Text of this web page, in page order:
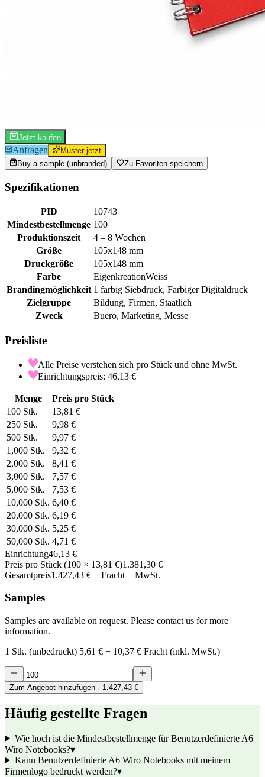
Jetzt kaufen
Anfragen
Muster jetzt
Buy a sample (unbranded)
Zu Favoriten speichern
Spezifikationen
PID
10743
Mindestbestellmenge 100
Produktionszeit
4 – 8 Wochen
Größe
105x148 mm
Druckgröße
105x148 mm
Farbe
EigenkreationWeiss
Brandingmöglichkeit 1 farbig Siebdruck, Farbiger Digitaldruck
Zielgruppe
Bildung, Firmen, Staatlich
Zweck
Buero, Marketing, Messe
Preisliste
Alle Preise verstehen sich pro Stück und ohne MwSt.
Einrichtungspreis: 46,13 €
Menge
Preis pro Stück
100 Stk.
13,81 €
250 Stk.
9,98 €
500 Stk.
9,97 €
1,000 Stk.
9,32 €
2,000 Stk.
8,41 €
3,000 Stk.
7,57 €
5,000 Stk.
7,53 €
10,000 Stk. 6,40 €
20,000 Stk. 6,19 €
30,000 Stk. 5,25 €
50,000 Stk. 4,71 €
Einrichtung46,13 €
Preis pro Stück (100 × 13,81 €)1.381,30 €
Gesamtpreis1.427,43 € + Fracht + MwSt.
Samples
Samples are available on request. Please contact us for more
information.
1 Stk. (unbedruckt) 5,61 € + 10,37 € Fracht (inkl. MwSt.)
Zum Angebot hinzufügen · 1.427,43 €
Häufig gestellte Fragen
Wie hoch ist die Mindestbestellmenge für Benutzerdefinierte A6
Wiro Notebooks?▾
Kann Benutzerdefinierte A6 Wiro Notebooks mit meinem
Firmenlogo bedruckt werden?▾